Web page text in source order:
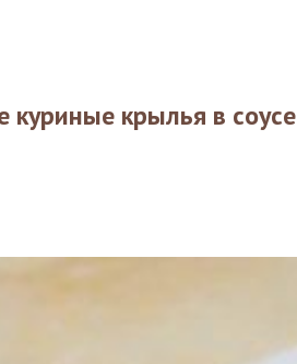
куриные крылья в соусе